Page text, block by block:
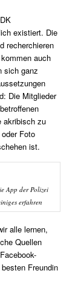
existiert. Die
recherchieren
auch
sich ganz
Die Mitglieder
akribisch zu
Foto
ist.
App der Polizei
erfahren
alle lernen,
Quellen
Freundin